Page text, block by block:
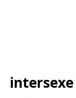
intersexe